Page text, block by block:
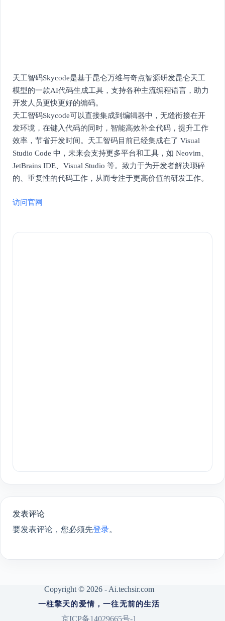
天工智码Skycode是基于昆仑万维与奇点智源研发昆仑天工
模型的一款AI代码生成工具，支持各种主流编程语言，助力
开发人员更快更好的编码。
天工智码Skycode可以直接集成到编辑器中，无缝衔接在开
发环境，在键入代码的同时，智能高效补全代码，提升工作
效率，节省开发时间。天工智码目前已经集成在了 Visual
Studio Code 中，未来会支持更多平台和工具，如 Neovim、
JetBrains IDE、Visual Studio 等。致力于为开发者解决琐碎
的、重复性的代码工作，从而专注于更高价值的研发工作。
访问官网
发表评论
要发表评论，您必须先登录。
Copyright © 2026 - Ai.techsir.com
一柱擎天的爱情，一往无前的生活
京ICP备14029665号-1